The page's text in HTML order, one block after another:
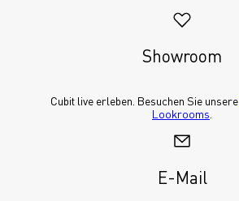
Showroom
Cubit live erleben. Besuchen Sie unsere
Lookrooms
E-Mail